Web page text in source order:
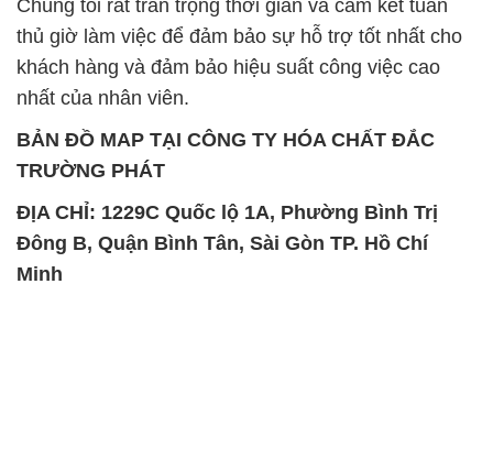
TRƯỜNG PHÁT
ĐỊA CHỈ: 1229C Quốc lộ 1A, Phường Bình Trị
Đông B, Quận Bình Tân, Sài Gòn TP. Hồ Chí
Minh